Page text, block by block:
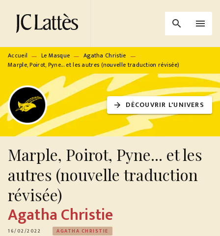
MENU RECHERCHE
PIED DE PAGE
search menu
Accueil — Le Masque — Agatha Christie —
Marple, Poirot, Pyne... et les autres (nouvelle traduction révisée)
arrow_forward DÉCOUVRIR L'UNIVERS
Marple, Poirot, Pyne... et les
autres (nouvelle traduction
révisée)
Agatha Christie
16/02/2022 AGATHA CHRISTIE